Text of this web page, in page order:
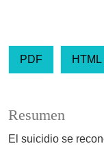
PDF HTML
Resumen
El suicidio se